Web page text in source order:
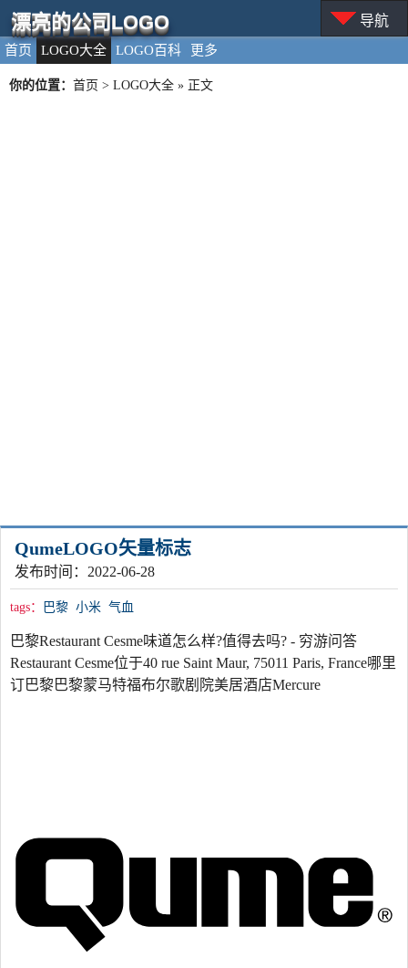
首页 LOGO大全 LOGO百科 更多
漂亮的公司LOGO 导航
你的位置： 首页 > LOGO大全 » 正文
QumeLOGO矢量标志
发布时间：2022-06-28
tags： 巴黎 小米 气血
巴黎Restaurant Cesme味道怎么样?值得去吗? - 穷游问答
Restaurant Cesme位于40 rue Saint Maur, 75011 Paris, France哪里
订巴黎巴黎蒙马特福布尔歌剧院美居酒店Mercure